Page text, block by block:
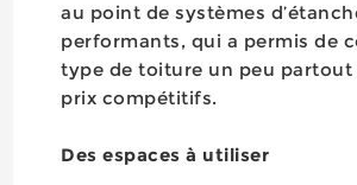
au point de systèmes
performants, qui a permis de
type de toiture un peu partout
prix compétitifs.
Des espaces à utiliser